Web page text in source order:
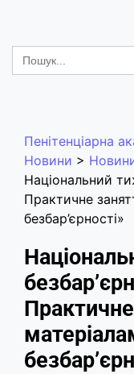
Search
for:
Пенітенціарна
Новини >
Національний
Практичне
безбар’єрності»